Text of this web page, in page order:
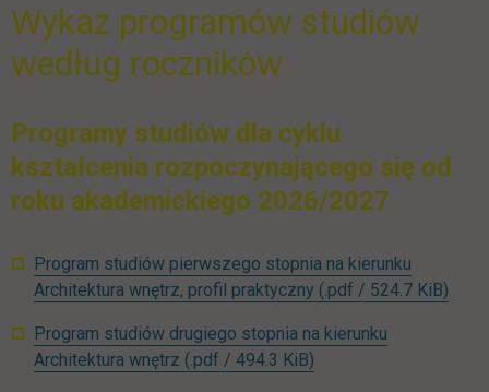
Wykaz programów studiów
według roczników
Programy studiów dla cyklu
kształcenia rozpoczynającego się od
roku akademickiego 2026/2027
Program studiów pierwszego stopnia na kierunku
Architektura wnętrz, profil praktyczny (.pdf / 524.7 KiB)
Program studiów drugiego stopnia na kierunku
Architektura wnętrz (.pdf / 494.3 KiB)